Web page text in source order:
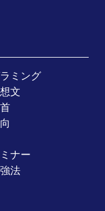
ミング
文
ナー
法